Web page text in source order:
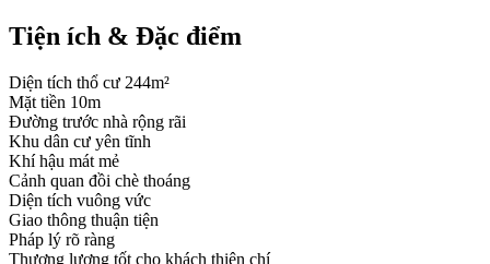
Tiện ích & Đặc điểm
Diện tích thổ cư 244m²
Mặt tiền 10m
Đường trước nhà rộng rãi
Khu dân cư yên tĩnh
Khí hậu mát mẻ
Cảnh quan đồi chè thoáng
Diện tích vuông vức
Giao thông thuận tiện
Pháp lý rõ ràng
Thương lượng tốt cho khách thiện chí